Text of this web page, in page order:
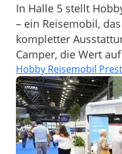
In Halle 5 stellt
– ein Reisemobil,
kompletter
Camper, die Wert
Hobby Reisemobil